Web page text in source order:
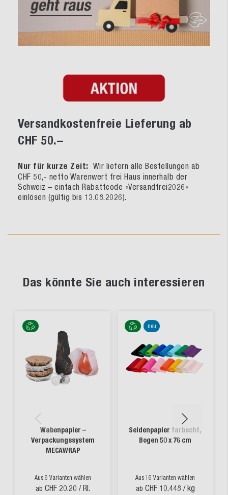
Versandkostenfreie Lieferung ab
CHF 50.–
Nur für kurze Zeit: Wir liefern alle Bestellungen ab
CHF 50,- netto Warenwert frei Haus innerhalb der
Schweiz – einfach Rabattcode «Versandfrei2026»
einlösen (gültig bis 13.08.2026).
Das könnte Sie auch interessieren
Wabenpapier –
Verpackungssystem
MECAWRAP
Aus 6 Varianten wählen
ab CHF 20.20 / Rl.
neu
Seidenpapier farbecht,
Bogen 50 x 76 cm
Aus 16 Varianten wählen
ab CHF 10.448 / kg